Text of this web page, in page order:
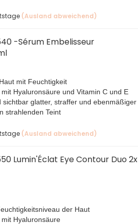
(Ausland abweichend)
-Sérum Embelisseur
mit Feuchtigkeit
Hyaluronsäure und Vitamin C und E
sichtbar glatter, straffer und ebenmäßiger
strahlenden Teint
(Ausland abweichend)
Lumin'Éclat Eye Contour Duo 2x
der Haut
Hyaluronsäure